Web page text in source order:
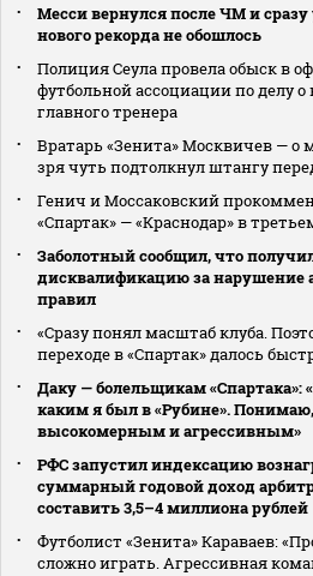
Месси вернулся после ЧМ и
нового рекорда не обошлось
Полиция Сеула провела обыск в
футбольной ассоциации по делу
главного тренера
Вратарь «Зенита» Москвичев — о
зря чуть подтолкнул штангу
Генич и Моссаковский
«Спартак» — «Краснодар» в
Заболотный сообщил, что
дисквалификацию за нарушение
правил
«Сразу понял масштаб клуба.
переходе в «Спартак» далось
Даку — болельщикам «Спартака»:
каким я был в «Рубине».
высокомерным и агрессивным»
РФС запустил индексацию
суммарный годовой доход
составить 3,5–4 миллиона рублей
Футболист «Зенита» Караваев:
сложно играть. Агрессивная